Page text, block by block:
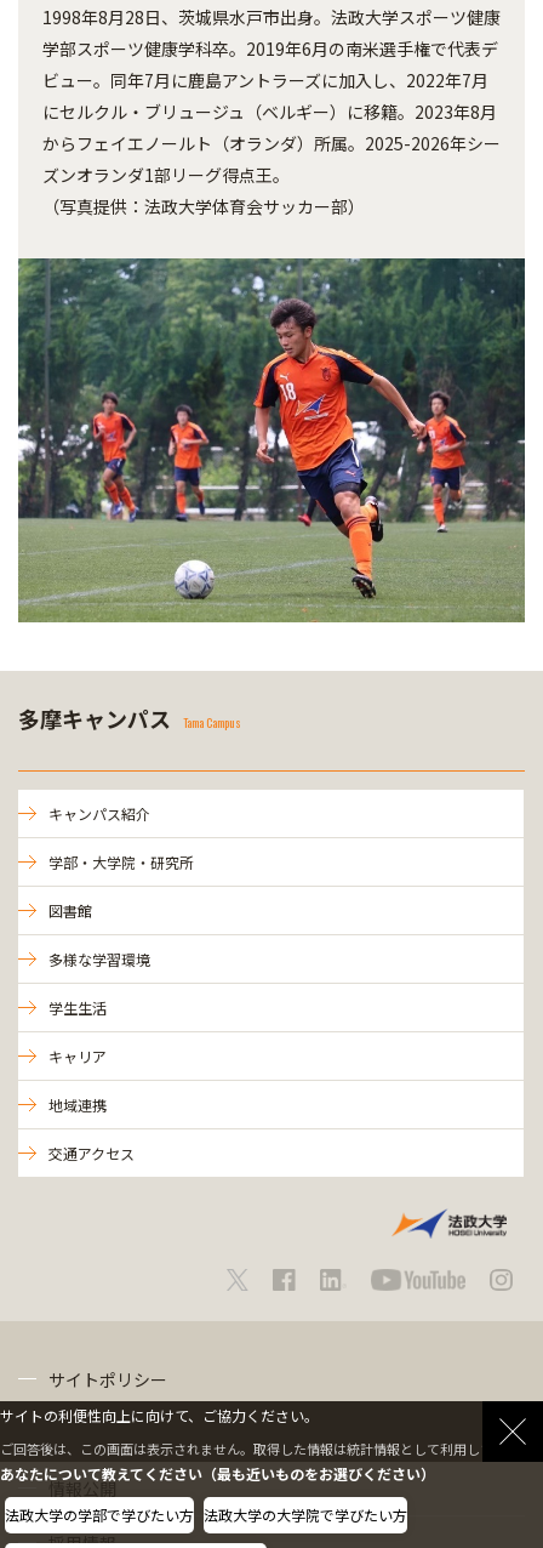
1998年8月28日、茨城県水戸市出身。法政大学スポーツ健康
学部スポーツ健康学科卒。2019年6月の南米選手権で代表デ
ビュー。同年7月に鹿島アントラーズに加入し、2022年7月
にセルクル・ブリュージュ（ベルギー）に移籍。2023年8月
からフェイエノールト（オランダ）所属。2025-2026年シー
ズンオランダ1部リーグ得点王。
（写真提供：法政大学体育会サッカー部）
多摩キャンパス Tama Campus
キャンパス紹介
学部・大学院・研究所
図書館
多様な学習環境
学生生活
キャリア
地域連携
交通アクセス
サイトポリシー
情報公開
採用情報
サイトの利便性向上に向けて、ご協力ください。
ご回答後は、この画面は表示されません。取得した情報は統計情報として利用します。
あなたについて教えてください（最も近いものをお選びください）
法政大学の学部で学びたい方 法政大学の大学院で学びたい方